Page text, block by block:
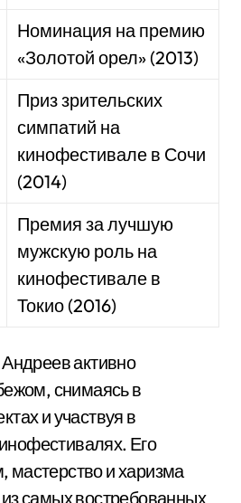
Номинация на премию
«Золотой орел» (2013)
Приз зрительских
симпатий на
кинофестивале в Сочи
(2014)
Премия за лучшую
мужскую роль на
кинофестивале в
Токио (2016)
активно
снимаясь в
и участвуя в
Его
мастерство и харизма
самых востребованных